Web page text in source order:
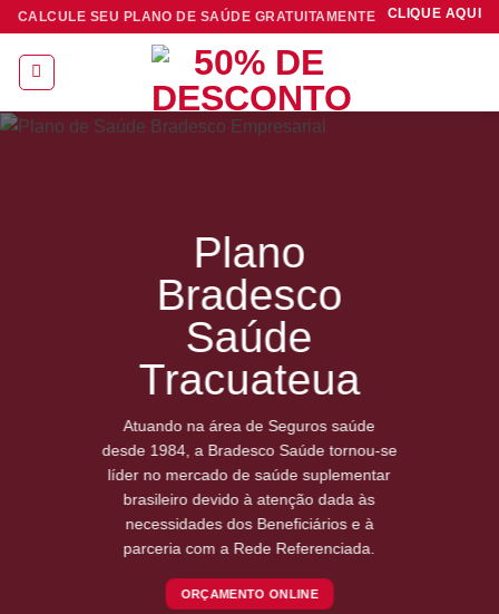
Skip
content
CALCULE SEU PLANO DE SAÚDE GRATUITAMENTE CLIQUE AQUI
Plano
Bradesco
Saúde
Tracuateua
Atuando na área de Seguros saúde
desde 1984, a Bradesco Saúde tornou-se
líder no mercado de saúde suplementar
brasileiro devido à atenção dada às
necessidades dos Beneficiários e à
parceria com a Rede Referenciada.
ORÇAMENTO ONLINE